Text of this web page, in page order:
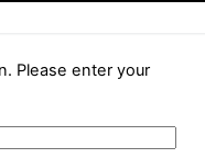
Please enter your